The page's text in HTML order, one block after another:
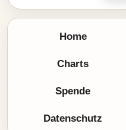
Home
Charts
Spende
Datenschutz